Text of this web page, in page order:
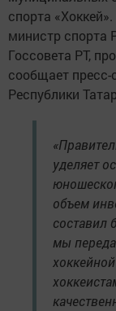
спорта
министр спорта
Госсовета РТ,
сообщает
Республики
уделяет
объем
составил
мы